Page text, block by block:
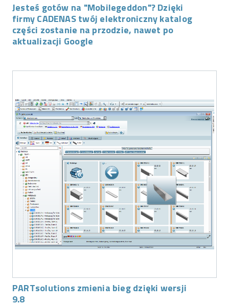
Jesteś gotów na "Mobilegeddon"? Dzięki
firmy CADENAS twój elektroniczny katalog
części zostanie na przodzie, nawet po
aktualizacji Google
PARTsolutions zmienia bieg dzięki wersji
9.8